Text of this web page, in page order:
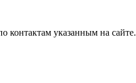
контактам указанным на сайте.